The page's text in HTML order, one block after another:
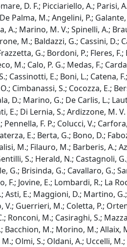
D. F.; Picciariello, A.; Parisi,
M.; Angelini, P.; Galante,
Marino, M. V.; Spinelli, A.;
M.; Baldazzi, G.; Cassini, D.;
G.; Bordoni, P.; Fleres,
M.; Calo, P. G.; Medas, F.;
Cassinotti, E.; Boni, L.;
Cimbanassi, S.; Cocozza, E.;
D.; Marino, G.; De Carlis, L.;
Di Lernia, S.; Ardizzone, M.
F. P.; Colucci, V.;
E.; Berta, G.; Bono, D.;
M.; Filauro, M.; Barberis, A.;
S.; Herald, N.; Castagnoli,
G.; Brisinda, G.; Cavallaro, G.;
Jovine, E.; Lombardi, R.; La
E.; Maggioni, D.; Martino,
Guerrieri, M.; Coletta, P.;
M.; Casiraghi, S.;
Bacchion, M.; Morino, M.;
Olmi, S.; Oldani, A.; Uccelli,